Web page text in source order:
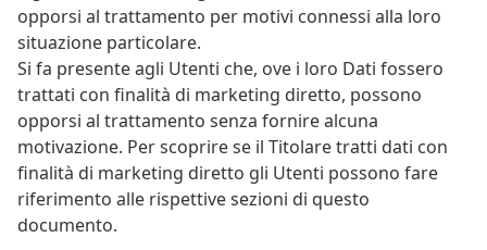
opporsi al trattamento per motivi connessi alla loro
situazione particolare.
Si fa presente agli Utenti che, ove i loro Dati fossero
trattati con finalità di marketing diretto, possono
opporsi al trattamento senza fornire alcuna
motivazione. Per scoprire se il Titolare tratti dati con
finalità di marketing diretto gli Utenti possono fare
riferimento alle rispettive sezioni di questo
documento.